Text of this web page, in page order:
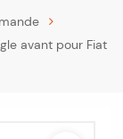
avant pour Fiat